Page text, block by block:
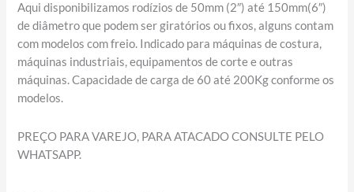
Aqui disponibilizamos rodízios de 50mm (2″) até 150mm(6″)
de diâmetro que podem ser giratórios ou fixos, alguns contam
com modelos com freio. Indicado para máquinas de costura,
máquinas industriais, equipamentos de corte e outras
máquinas. Capacidade de carga de 60 até 200Kg conforme os
modelos.
PREÇO PARA VAREJO, PARA ATACADO CONSULTE PELO
WHATSAPP.